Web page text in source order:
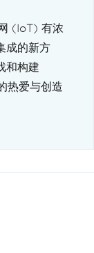
(IoT) 有浓
成的新方
和构建
热爱与创造